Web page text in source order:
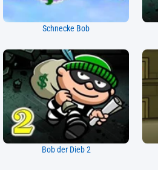
Schnecke Bob
Bob der Dieb 2